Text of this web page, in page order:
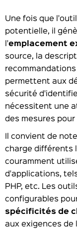
Une fois que
potentielle, il
l'emplacement
source, la
permettent aux
sécurité
nécessitent une
des mesures
Il convient de
charge différents
couramment
d'applications, tels
PHP, etc. Les
configurables
spécificités de
aux exigences de